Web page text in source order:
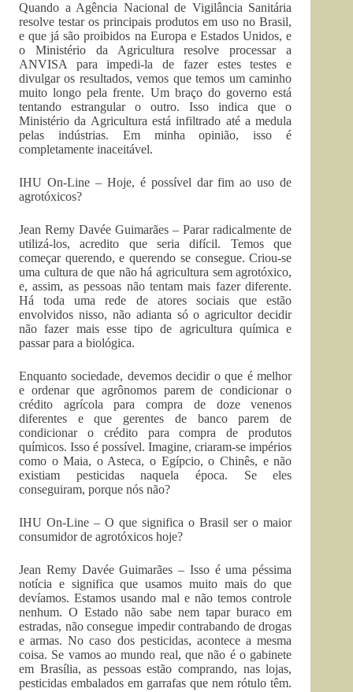
Quando a Agência Nacional de Vigilância Sanitária
resolve testar os principais produtos em uso no Brasil,
e que já são proibidos na Europa e Estados Unidos, e
o Ministério da Agricultura resolve processar a
ANVISA para impedi-la de fazer estes testes e
divulgar os resultados, vemos que temos um caminho
muito longo pela frente. Um braço do governo está
tentando estrangular o outro. Isso indica que o
Ministério da Agricultura está infiltrado até a medula
pelas indústrias. Em minha opinião, isso é
completamente inaceitável.
IHU On-Line – Hoje, é possível dar fim ao uso de
agrotóxicos?
Jean Remy Davée Guimarães – Parar radicalmente de
utilizá-los, acredito que seria difícil. Temos que
começar querendo, e querendo se consegue. Criou-se
uma cultura de que não há agricultura sem agrotóxico,
e, assim, as pessoas não tentam mais fazer diferente.
Há toda uma rede de atores sociais que estão
envolvidos nisso, não adianta só o agricultor decidir
não fazer mais esse tipo de agricultura química e
passar para a biológica.
Enquanto sociedade, devemos decidir o que é melhor
e ordenar que agrônomos parem de condicionar o
crédito agrícola para compra de doze venenos
diferentes e que gerentes de banco parem de
condicionar o crédito para compra de produtos
químicos. Isso é possível. Imagine, criaram-se impérios
como o Maia, o Asteca, o Egípcio, o Chinês, e não
existiam pesticidas naquela época. Se eles
conseguiram, porque nós não?
IHU On-Line – O que significa o Brasil ser o maior
consumidor de agrotóxicos hoje?
Jean Remy Davée Guimarães – Isso é uma péssima
notícia e significa que usamos muito mais do que
devíamos. Estamos usando mal e não temos controle
nenhum. O Estado não sabe nem tapar buraco em
estradas, não consegue impedir contrabando de drogas
e armas. No caso dos pesticidas, acontece a mesma
coisa. Se vamos ao mundo real, que não é o gabinete
em Brasília, as pessoas estão comprando, nas lojas,
pesticidas embalados em garrafas que nem rótulo têm.